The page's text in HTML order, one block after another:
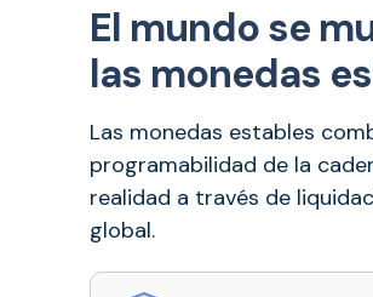
El mundo se
las monedas
Las monedas estables
programabilidad de la
realidad a través de
global.